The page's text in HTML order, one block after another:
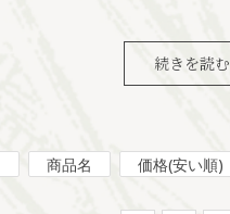
続きを読む
商品名 価格(安い順)